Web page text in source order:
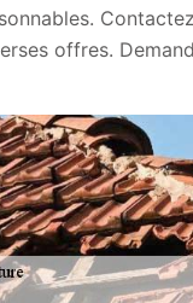
offres.